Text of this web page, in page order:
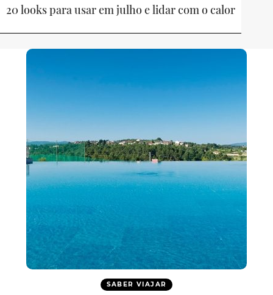
20 looks para usar em julho e lidar com o calor
SABER VIAJAR